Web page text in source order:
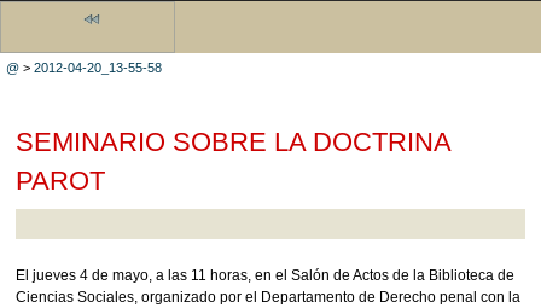
@ >2012-04-20_13-55-58
SEMINARIO SOBRE LA DOCTRINA
PAROT
El jueves 4 de mayo, a las 11 horas, en el Salón de Actos de la Biblioteca de
Ciencias Sociales, organizado por el Departamento de Derecho penal con la